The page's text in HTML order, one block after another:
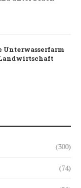
Unterwasserfarm
(300)
(74)